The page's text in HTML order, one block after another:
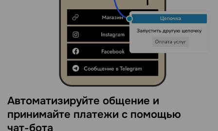
Автоматизируйте общение и
принимайте платежи с помощью
чат‑бота